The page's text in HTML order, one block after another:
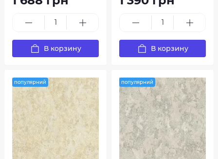
В корзину В корзину
популярний популярний